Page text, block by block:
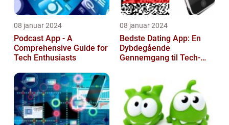
08 januar 2024
Podcast App - A
Comprehensive Guide for
Tech Enthusiasts
08 januar 2024
Bedste Dating App: En
Dybdegående
Gennemgang til Tech-